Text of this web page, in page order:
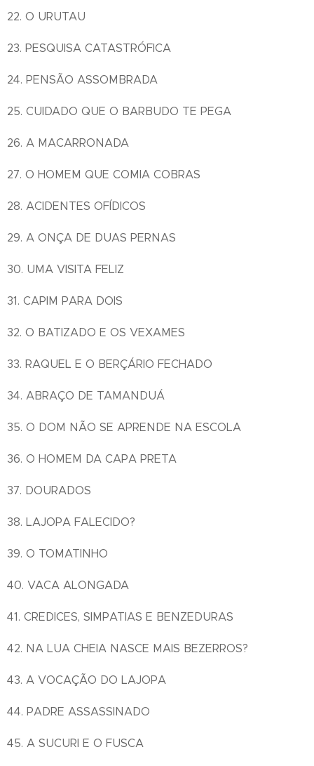
22. O URUTAU
23. PESQUISA CATASTRÓFICA
24. PENSÃO ASSOMBRADA
25. CUIDADO QUE O BARBUDO TE PEGA
26. A MACARRONADA
27. O HOMEM QUE COMIA COBRAS
28. ACIDENTES OFÍDICOS
29. A ONÇA DE DUAS PERNAS
30. UMA VISITA FELIZ
31. CAPIM PARA DOIS
32. O BATIZADO E OS VEXAMES
33. RAQUEL E O BERÇÁRIO FECHADO
34. ABRAÇO DE TAMANDUÁ
35. O DOM NÃO SE APRENDE NA ESCOLA
36. O HOMEM DA CAPA PRETA
37. DOURADOS
38. LAJOPA FALECIDO?
39. O TOMATINHO
40. VACA ALONGADA
41. CREDICES, SIMPATIAS E BENZEDURAS
42. NA LUA CHEIA NASCE MAIS BEZERROS?
43. A VOCAÇÃO DO LAJOPA
44. PADRE ASSASSINADO
45. A SUCURI E O FUSCA